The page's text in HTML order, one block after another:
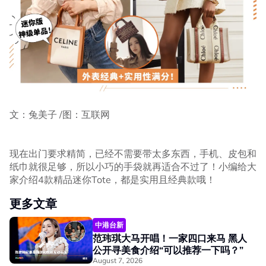
文：兔美子 /图：互联网
现在出门要求精简，已经不需要带太多东西，手机、皮包和
纸巾就很足够，所以小巧的手袋就再适合不过了！小编给大
家介绍4款精品迷你Tote，都是实用且经典款哦！
更多文章
中港台新
范玮琪大马开唱！一家四口来马 黑人
公开寻美食介绍“可以推荐一下吗？”
August 7, 2026